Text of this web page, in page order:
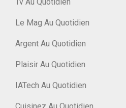
Le Mag Au Quotidien
Argent Au Quotidien
Plaisir Au Quotidien
IATech Au Quotidien